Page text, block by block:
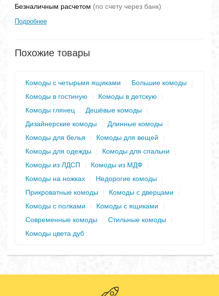
Безналичным расчетом (по счету через банк)
Подробнее
Похожие товары
Комоды с четырьмя ящиками Большие комоды
Комоды в гостиную
Комоды в детскую
Комоды глянец
Дешёвые комоды
Дизайнерские комоды
Длинные комоды
Комоды для белья
Комоды для вещей
Комоды для одежды
Комоды для спальни
Комоды из ЛДСП
Комоды из МДФ
Комоды на ножках
Недорогие комоды
Прикроватные комоды
Комоды с дверцами
Комоды с полками
Комоды с ящиками
Современные комоды
Стильные комоды
Комоды цвета дуб